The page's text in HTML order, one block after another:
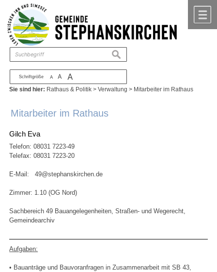
Zum Inhalt ,zur Navigation
Schriftgröße A A A
suchen
Sie sind hier: Rathaus & Politik >Verwaltung > Mitarbeiter im Rathaus
Mitarbeiter im Rathaus
Gilch Eva
Telefon:08031 7223-49
Telefax: 08031 7223-20
E-Mail:49@stephanskirchen.de
Zimmer: 1.10 (OG Nord)
Sachbereich 49 Bauangelegenheiten, Straßen- und Wegerecht,
Gemeindearchiv
Aufgaben:
• Bauanträge und Bauvoranfragen in Zusammenarbeit mit SB 43,